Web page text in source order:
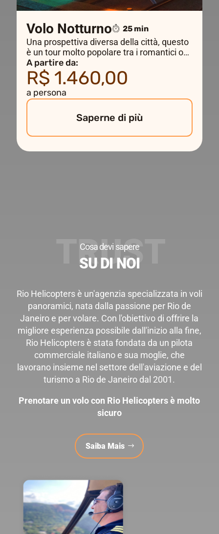
Volo Notturno 25 min
Una prospettiva diversa della città, questo
è un tour molto popolare tra i romantici o
coloro che desiderano prendere un volo
diverso. L'orario di decollo può variare
secondo del periodo dell'anno.
A partire da:
R$ 1.460,00
a persona
Saperne di più
Cosa devi sapere
SU DI NOI
Rio Helicopters è un'agenzia specializzata in voli
panoramici, nata dalla passione per Rio de
Janeiro e per volare. Con l'obiettivo di offrire la
migliore esperienza possibile dall'inizio alla fine,
Rio Helicopters è stata fondata da un pilota
commerciale italiano e sua moglie, che
lavorano insieme nel settore dell'aviazione e del
turismo a Rio de Janeiro dal 2001.
Prenotare un volo con Rio Helicopters è molto
sicuro
Saiba Mais